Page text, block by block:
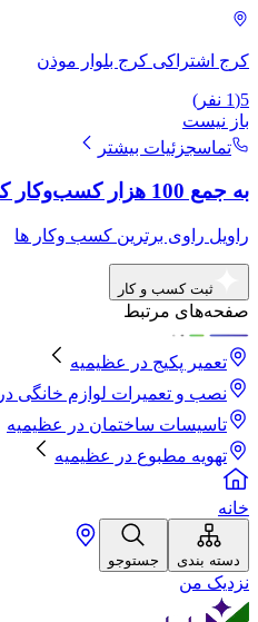
کرج اشتراکی کرج بلوار موذن
5
(
1 نفر)
باز نیست
تماسجزئیات بیشتر
به جمع 100 هزار کسب‌وکار کرجی در راویل بپیوندید
راویل راوی برترین کسب وکار ها
ثبت کسب و کار
صفحه‌های مرتبط
تعمیر پکیج در
عظیمیه
نصب و تعمیرات لوازم خانگی در
تاسیسات ساختمان در
عظیمیه
تهویه مطبوع در عظیمیه
خانه
دسته بندی جستوجو
نزدیک من